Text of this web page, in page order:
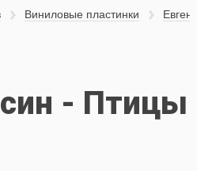
Виниловые пластинки
- Птицы